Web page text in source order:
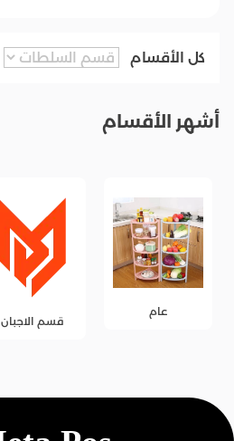
كل الأقسام
أشهر الأقسام
عام
قسم الاجبان